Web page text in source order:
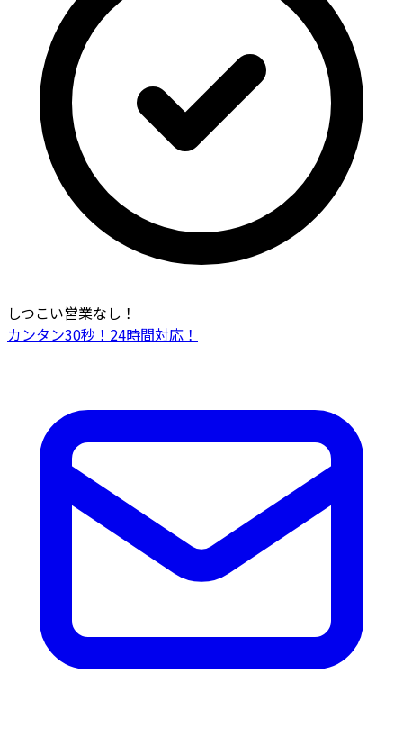
しつこい営業なし！
カンタン30秒！24時間対応！